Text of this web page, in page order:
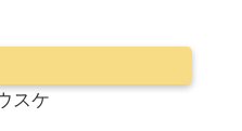
スケ